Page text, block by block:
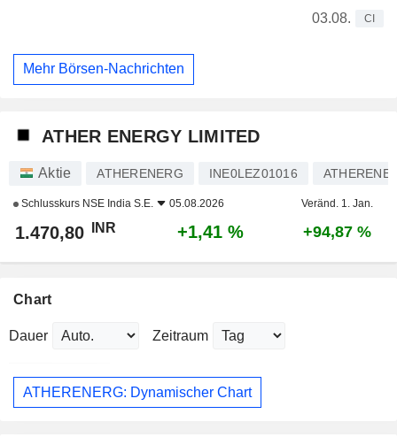
03.08.
CI
Mehr Börsen-Nachrichten
ATHER ENERGY LIMITED
Aktie ATHERENERG INE0LEZ01016
Schlusskurs NSE India S.E. 05.08.2026 Veränd. 1. Jan.
1.470,80 INR +1,41 % +94,87 %
Chart
Dauer Zeitraum
ATHERENERG: Dynamischer Chart